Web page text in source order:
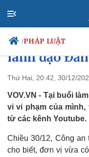
/PHÁP LUẬT
Chính trị
Đảng
Tổ chức nhân sự
Nhận diện sự thật
Phạt 7,5
thông tin sai
lãnh đạo
Thứ Hai, 20:42, 30/12/
VOV.VN - Tại buổi
vi vi phạm của
từ các kênh Youtube.
Chiều 30/12, Công an
cho biết, đơn vị vừa